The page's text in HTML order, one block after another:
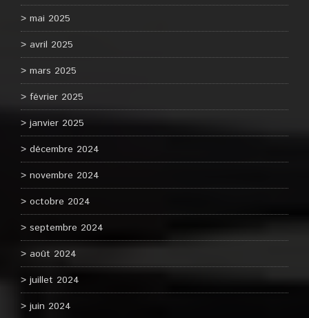
mai 2025
avril 2025
mars 2025
février 2025
janvier 2025
décembre 2024
novembre 2024
octobre 2024
septembre 2024
août 2024
juillet 2024
juin 2024